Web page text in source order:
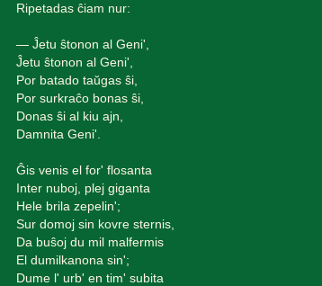
Ripetadas ĉiam nur:
— Ĵetu ŝtonon al Geni',
Ĵetu ŝtonon al Geni',
Por batado taŭgas ŝi,
Por surkraĉo bonas ŝi,
Donas ŝi al kiu ajn,
Damnita Geni'.
Ĝis venis el for' flosanta
Inter nuboj, plej giganta
Hele brila zepelin';
Sur domoj sin kovre sternis,
Da buŝoj du mil malfermis
El dumilkanona sin';
Dume l' urb' en tim' subita